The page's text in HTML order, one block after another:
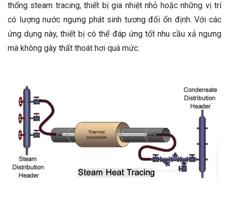
thống steam tracing, thiết bị gia nhiệt nhỏ hoặc những vị trí
có lượng nước ngưng phát sinh tương đối ổn định. Với các
ứng dụng này, thiết bị có thể đáp ứng tốt nhu cầu xả ngưng
mà không gây thất thoát hơi quá mức.